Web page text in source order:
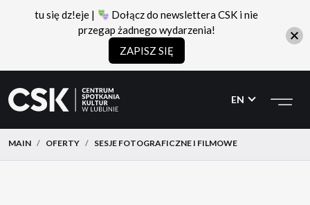
CSK
do
menu
do
treści
EN
MAIN OFERTY SESJE FOTOGRAFICZNE I FILMOWE
tu się dz!eje |
Dołącz do newslettera CSK i nie
przegap żadnego wydarzenia!
ZAPISZ SIĘ